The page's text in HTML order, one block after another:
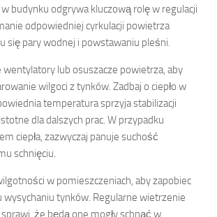
budynku odgrywa kluczową rolę w regulacji
odpowiedniej cyrkulacji powietrza
się pary wodnej i powstawaniu pleśni.
wentylatory lub osuszacze powietrza, aby
wilgoci z tynków. Zadbaj o ciepło w
temperatura sprzyja stabilizacji
dla dalszych prac. W przypadku
ciepła, zazwyczaj panuje suchość
schnięciu.
w pomieszczeniach, aby zapobiec
tynków. Regularne wietrzenie
że będą one mogły schnąć w